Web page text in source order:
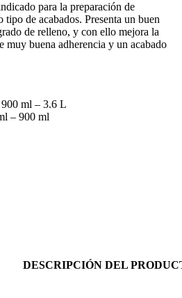
para la preparación de
tipo de acabados. Presenta un buen
de relleno, y con ello mejora la
muy buena adherencia y un acabado
ml – 3.6 L
– 900 ml
DESCRIPCIÓN DEL